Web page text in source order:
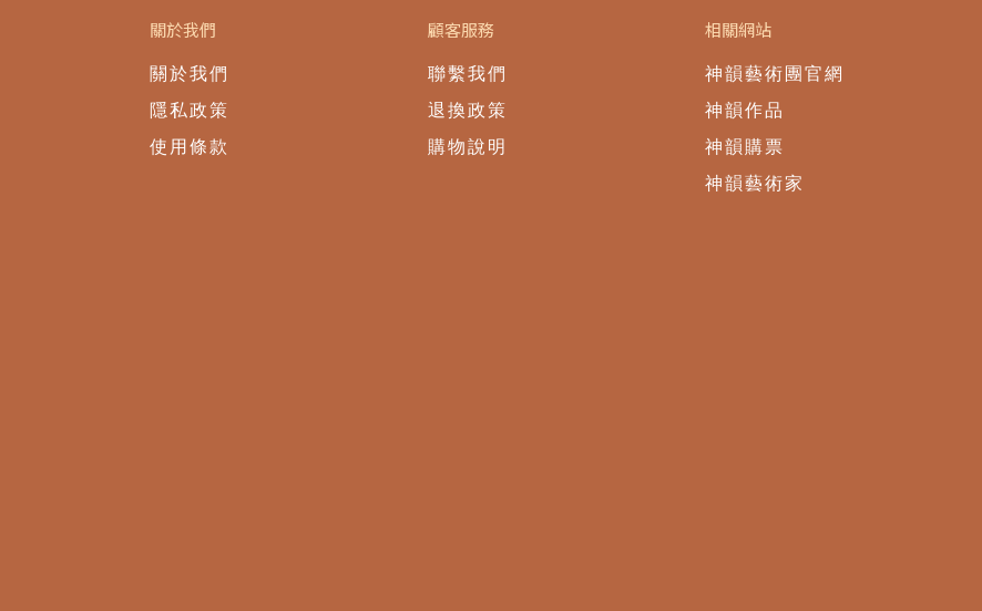
關於我們
關於我們
隱私政策
使用條款
顧客服務
聯繫我們
退換政策
購物說明
相關網站
神韻藝術團官網
神韻作品
神韻購票
神韻藝術家